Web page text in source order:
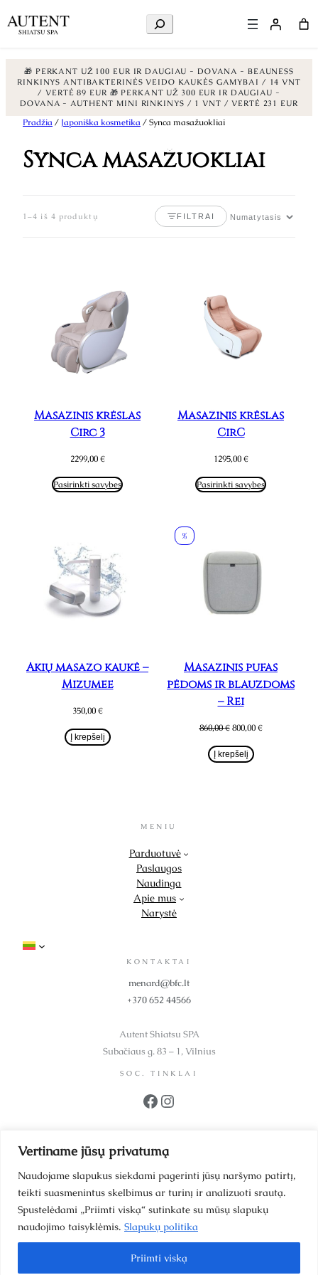
Vertiname jūsų privatumą
Naudojame slapukus siekdami pagerinti jūsų naršymo patirtį,
teikti suasmenintus skelbimus ar turinį ir analizuoti srautą.
Spustelėdami „Priimti viską“ sutinkate su mūsų slapukų
naudojimo taisyklėmis. Slapukų politika
Priimti viską
🎁 PERKANT UŽ 100 EUR IR DAUGIAU - DOVANA - BEAUNESS
RINKINYS ANTIBAKTERINĖS VEIDO KAUKĖS GAMYBAI / 14 VNT
/ VERTĖ 89 EUR 🎁 PERKANT UŽ 300 EUR IR DAUGIAU -
DOVANA - AUTHENT MINI RINKINYS / 1 VNT / VERTĖ 231 EUR
turinio
Ieškoti
Pradžia / Japoniška kosmetika / Synca masažuokliai
Synca masažuokliai
1–4 iš 4 produktų FILTRAI
Masažinis krėslas
Circ 3
2299,00€
Pasirinkti savybes
Masažinis krėslas
CirC
1295,00€
Pasirinkti savybes
Akių masažo kaukė –
Mizumee
350,00€
Į krepšelį
%
Masažinis pufas
pėdoms ir blauzdoms
– Rei
860,00€ Original
was:
860,00 €.
800,00€Current
Į krepšelį
MENIU
Parduotuvė
Paslaugos
Naudinga
Apie mus
Narystė
KONTAKTAI
menard@bfc.lt
+370 652 44566
Autent Shiatsu SPA
Subačiaus g. 83 – 1, Vilnius
SOC. TINKLAI
Facebook Instagram
UAB BFC Kosmetika
Įmonės kodas 302299942
PVM kodas LT100006064214
Mokslininkų g. 39-1
Vilnius, LT 12187, Lietuva
LT93 4010 0455 0028 7581